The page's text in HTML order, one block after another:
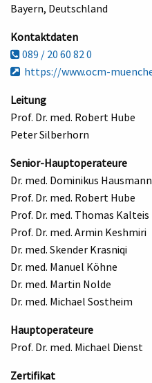
Bayern, Deutschland
Kontaktdaten
089 / 20 60 82 0
https://www.ocm-
Leitung
Prof. Dr. med. Robert Hube
Peter Silberhorn
Senior-Hauptoperateure
Dr. med. Dominikus Hausmann
Prof. Dr. med. Robert Hube
Prof. Dr. med. Thomas Kalteis
Prof. Dr. med. Armin Keshmiri
Dr. med. Skender Krasniqi
Dr. med. Manuel Köhne
Dr. med. Martin Nolde
Dr. med. Michael Sostheim
Hauptoperateure
Prof. Dr. med. Michael Dienst
Zertifikat